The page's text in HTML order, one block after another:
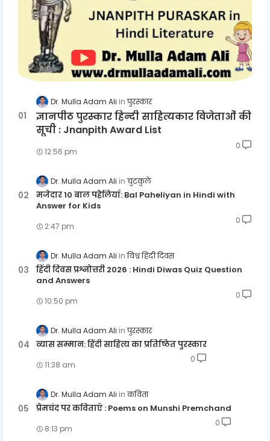
Dr. Mulla Adam Ali पुरस्कार
ज्ञानपीठ पुरस्कार हिन्दी साहित्यकार विजेताओं की
सूची : Jnanpith Award List
12:56 pm
0
Dr. Mulla Adam Ali चुटकुले
मजेदार 10 बाल पहेलियाँ: Bal Paheliyan in Hindi with
Answer for Kids
2:47 pm
0
Dr. Mulla Adam Ali विश्व हिंदी दिवस
हिंदी दिवस प्रश्नोत्तरी 2026 : Hindi Diwas Quiz Question
and Answers
10:50 pm
0
Dr. Mulla Adam Ali पुरस्कार
व्यास सम्मान: हिंदी साहित्य का प्रतिष्ठित पुरस्कार
11:38 am
0
Dr. Mulla Adam Ali कविता
प्रेमचंद पर कविताएँ : Poems on Munshi Premchand
8:13 pm
0